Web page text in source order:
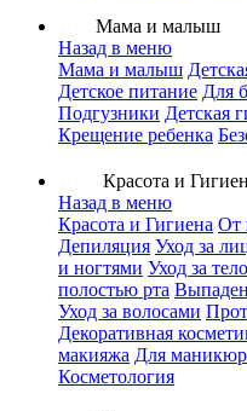
Мама и малыш
Назад в меню
Мама и малыш
Детское питание Для
Подгузники Детская
Крещение ребенка
Красота и
Назад в меню
Красота и Гигиена От
Депиляция Уход за
и ногтями Уход за
полостью рта
Уход за волосами
Декоративная
макияжа Для
Косметология